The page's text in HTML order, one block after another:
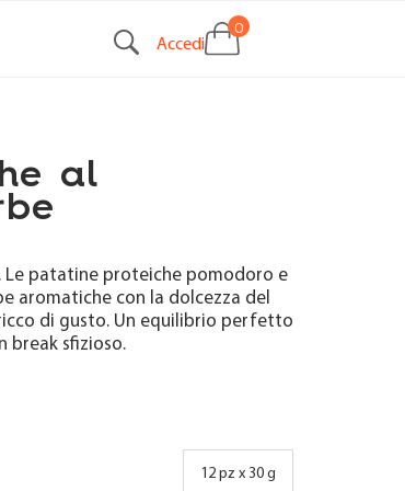
Accedi
0
al
Le patatine proteiche pomodoro e
aromatiche con la dolcezza del
di gusto. Un equilibrio perfetto
break sfizioso.
12 pz x 30 g